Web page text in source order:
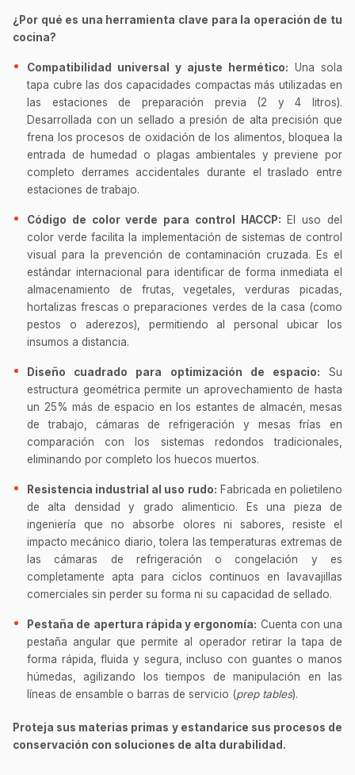
¿Por qué es una herramienta clave para la operación de tu
cocina?
Compatibilidad universal y ajuste hermético: Una sola
tapa cubre las dos capacidades compactas más utilizadas en
las estaciones de preparación previa (2 y 4 litros).
Desarrollada con un sellado a presión de alta precisión que
frena los procesos de oxidación de los alimentos, bloquea la
entrada de humedad o plagas ambientales y previene por
completo derrames accidentales durante el traslado entre
estaciones de trabajo.
Código de color verde para control HACCP: El uso del
color verde facilita la implementación de sistemas de control
visual para la prevención de contaminación cruzada. Es el
estándar internacional para identificar de forma inmediata el
almacenamiento de frutas, vegetales, verduras picadas,
hortalizas frescas o preparaciones verdes de la casa (como
pestos o aderezos), permitiendo al personal ubicar los
insumos a distancia.
Diseño cuadrado para optimización de espacio: Su
estructura geométrica permite un aprovechamiento de hasta
un 25% más de espacio en los estantes de almacén, mesas
de trabajo, cámaras de refrigeración y mesas frías en
comparación con los sistemas redondos tradicionales,
eliminando por completo los huecos muertos.
Resistencia industrial al uso rudo: Fabricada en polietileno
de alta densidad y grado alimenticio. Es una pieza de
ingeniería que no absorbe olores ni sabores, resiste el
impacto mecánico diario, tolera las temperaturas extremas de
las cámaras de refrigeración o congelación y es
completamente apta para ciclos continuos en lavavajillas
comerciales sin perder su forma ni su capacidad de sellado.
Pestaña de apertura rápida y ergonomía: Cuenta con una
pestaña angular que permite al operador retirar la tapa de
forma rápida, fluida y segura, incluso con guantes o manos
húmedas, agilizando los tiempos de manipulación en las
líneas de ensamble o barras de servicio (prep tables).
Proteja sus materias primas y estandarice sus procesos de
conservación con soluciones de alta durabilidad.